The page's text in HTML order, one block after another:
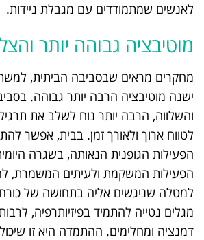
לאנשים שמתמודדים עם מגבלת ניידות.
מוטיבציה גבוהה יותר
מחקרים מראים שבסביבה הביתית,
ישנה מוטיבציה הרבה יותר גבוהה.
והשלווה, הרבה יותר נוח לשלב את
לטווח ארוך ולאורך זמן. בבית, אפשר
הפעילות הגופנית הנאותה, בשגרה
הפעילות המשקמת ולעיתים המשמרת,
למטלה שניגשים אליה בתחושה של
מגלים נטייה להתמיד בפיזיותרפיה,
דמנציה ומחלימים. ההתמדה היא זו